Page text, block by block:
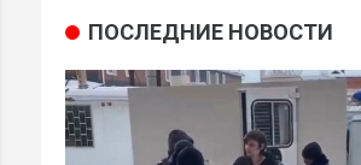
ПОСЛЕДНИЕ НОВОСТИ